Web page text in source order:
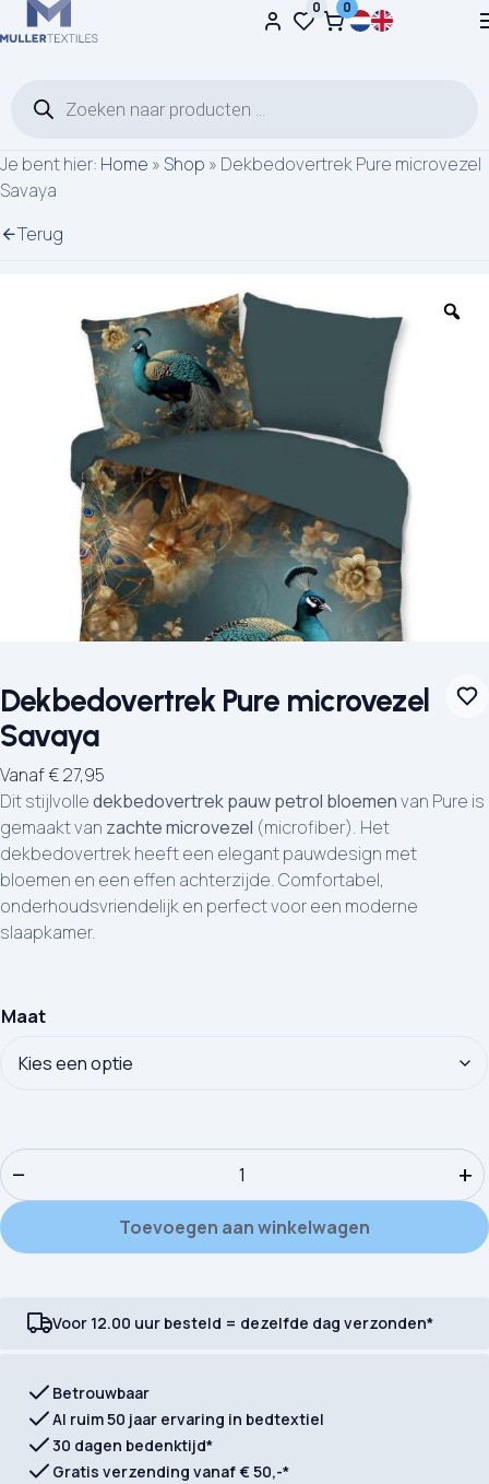
Ga naar de inhoud 0 0
Je bent hier: Home » Shop » Dekbedovertrek Pure microvezel
Savaya
Terug
Dekbedovertrek Pure microvezel
Savaya
Vanaf€27,95
Dit stijlvolledekbedovertrek pauw petrol bloemenvan Pure is
gemaakt van zachte microvezel (microfiber). Het
dekbedovertrek heeft een elegant pauwdesign met
bloemen en een effen achterzijde. Comfortabel,
onderhoudsvriendelijk en perfect voor een moderne
slaapkamer.
Maat
Dekbedovertrek Pure microvezel Savaya aantal
− +
Toevoegen aan winkelwagen
Voor 12.00 uur besteld = dezelfde dag verzonden*
Betrouwbaar
Al ruim 50 jaar ervaring in bedtextiel
30 dagen bedenktijd*
Gratis verzending vanaf € 50,-*